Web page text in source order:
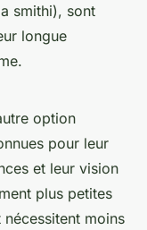
smithi), sont
longue
option
pour leur
et leur vision
plus petites
moins